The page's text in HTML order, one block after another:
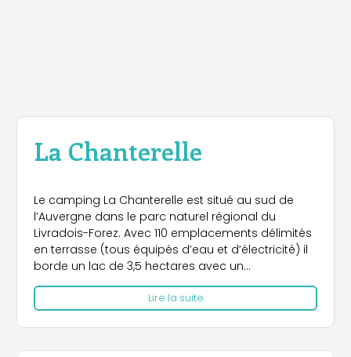
La Chanterelle
Le camping La Chanterelle est situé au sud de
l’Auvergne dans le parc naturel régional du
Livradois-Forez. Avec 110 emplacements délimités
en terrasse (tous équipés d’eau et d’électricité) il
borde un lac de 3,5 hectares avec un
environnement de sous bois composé de sapins,
douglas et épicéas. 20 chalets, 4 mobil-homes, 10
bungalows tente viennent compléter ces
équipements. Plage avec baignade surveillée en
été.
Lire la suite